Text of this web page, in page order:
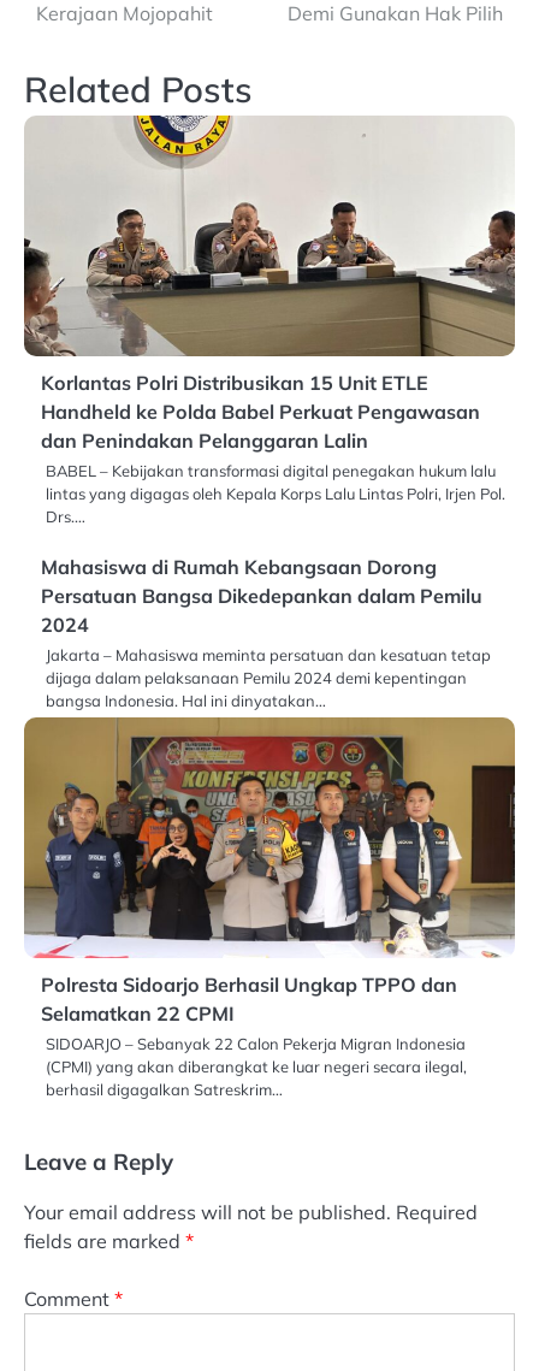
Kerajaan Mojopahit
Demi Gunakan Hak Pilih
Related Posts
Korlantas Polri Distribusikan 15 Unit ETLE
Handheld ke Polda Babel Perkuat Pengawasan
dan Penindakan Pelanggaran Lalin
BABEL – Kebijakan transformasi digital penegakan hukum lalu
lintas yang digagas oleh Kepala Korps Lalu Lintas Polri, Irjen Pol.
Drs.…
Mahasiswa di Rumah Kebangsaan Dorong
Persatuan Bangsa Dikedepankan dalam Pemilu
2024
Jakarta – Mahasiswa meminta persatuan dan kesatuan tetap
dijaga dalam pelaksanaan Pemilu 2024 demi kepentingan
bangsa Indonesia. Hal ini dinyatakan…
Polresta Sidoarjo Berhasil Ungkap TPPO dan
Selamatkan 22 CPMI
SIDOARJO – Sebanyak 22 Calon Pekerja Migran Indonesia
(CPMI) yang akan diberangkat ke luar negeri secara ilegal,
berhasil digagalkan Satreskrim…
Leave a Reply
Your email address will not be published. Required
fields are marked *
Comment *